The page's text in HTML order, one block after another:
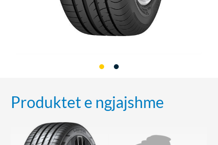
Produktet e ngjajshme